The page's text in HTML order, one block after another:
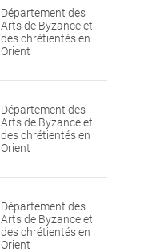
Département des
Arts de Byzance et
des chrétientés en
Orient
Département des
Arts de Byzance et
des chrétientés en
Orient
Département des
Arts de Byzance et
des chrétientés en
Orient